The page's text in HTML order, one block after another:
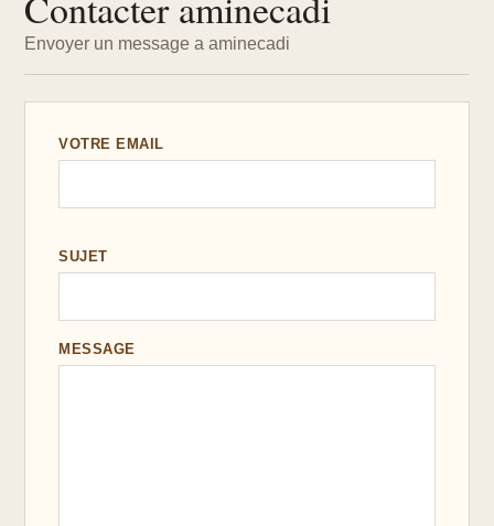
Envoyer un message a aminecadi
VOTRE EMAIL
SUJET
MESSAGE